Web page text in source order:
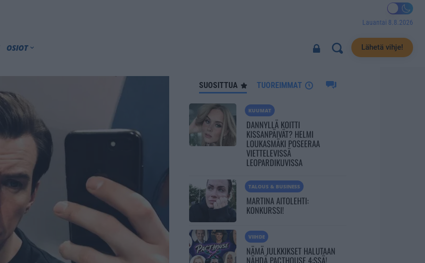
Lauantai 8.8.2026
OSIOT Lähetä vihje!
SUOSITTUA TUOREIMMAT
KUUMAT
DANNYLLÄ KOITTI
KISSANPÄIVÄT? HELMI
LOUKASMÄKI POSEERAA
VIETTELEVISSÄ
LEOPARDIKUVISSA
TALOUS & BUSINESS
MARTINA AITOLEHTI:
KONKURSSI!
VIIHDE
NÄMÄ JULKKIKSET HALUTAAN
NÄHDÄ PACTHOUSE 4:SSÄ!